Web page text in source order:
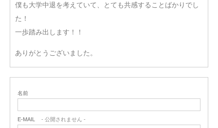
僕も大学中退を考えていて、とても共感することばかりでし
た！
一歩踏み出します！！
ありがとうございました。
名前
E-MAIL - 公開されません -